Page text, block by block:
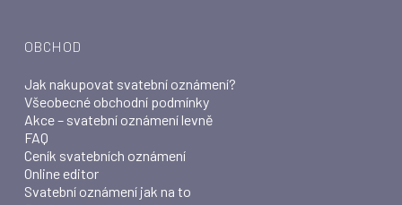
OBCHOD
Jak nakupovat svatební oznámení?
Všeobecné obchodní podmínky
Akce – svatební oznámení levně
FAQ
Ceník svatebních oznámení
Online editor
Svatební oznámení jak na to